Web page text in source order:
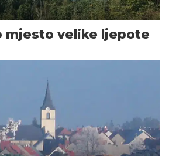
mjesto velike ljepote